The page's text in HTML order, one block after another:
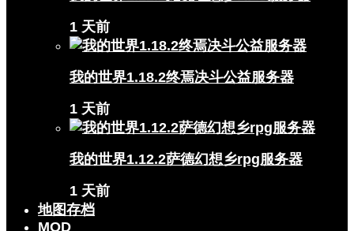
1 天前
我的世界1.18.2终焉决斗公益服务器
1 天前
我的世界1.12.2萨德幻想乡rpg服务器
1 天前
地图存档
MOD